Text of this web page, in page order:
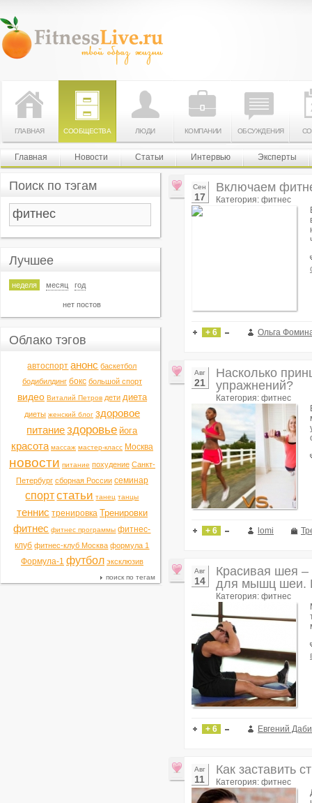
ГЛАВНАЯ СООБЩЕСТВА ЛЮДИ КОМПАНИИ ОБСУЖДЕНИЯ
Главная Новости Статьи Интервью Эксперты
Сен
17
Включаем
Категория: фитнес
+ 6 Ольга
Авг
21
Насколько
упражнений?
Категория: фитнес
+ 6 lomi
Авг
14
Красивая шея –
для мышц шеи.
Категория: фитнес
+ 6 Евгений
Авг
11
Как заставить
Категория: фитнес
Поиск по тэгам
Лучшее
неделя месяц год
нет постов
Облако тэгов
автоспорт анонс баскетбол
бодибилдинг бокс большой спорт
видео Виталий Петров дети диета
диеты женский блог здоровое
питание здоровье йога
красота массаж мастер-класс Москва
новости питание похудение Санкт-
Петербург сборная России семинар
спорт статьи танец танцы
теннис тренировка Тренировки
фитнес фитнес программы фитнес-
клуб фитнес-клуб Москва формула 1
Формула-1 футбол эксклюзив
поиск по тегам